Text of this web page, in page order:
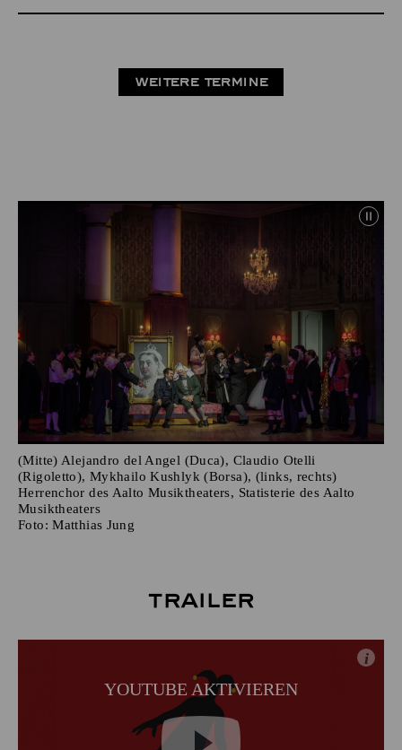
WEITERE TERMINE
(Mitte) Alejandro del Angel (Duca), Claudio Otelli
(Rigoletto), Mykhailo Kushlyk (Borsa), (links, rechts)
Herrenchor des Aalto Musiktheaters, Statisterie des Aalto
Musiktheaters
Foto: Matthias Jung
Trailer
YOUTUBE AKTIVIEREN
i